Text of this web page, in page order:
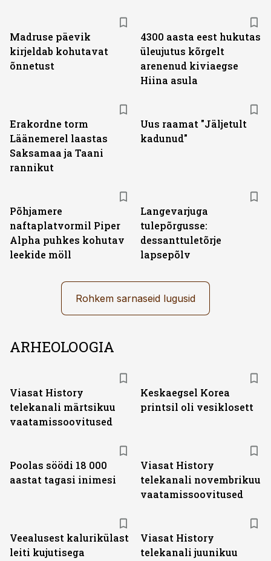
Madruse päevik
kirjeldab kohutavat
õnnetust
4300 aasta eest hukutas
üleujutus kõrgelt
arenenud kiviaegse
Hiina asula
Erakordne torm
Läänemerel laastas
Saksamaa ja Taani
rannikut
Uus raamat "Jäljetult
kadunud"
Põhjamere
naftaplatvormil Piper
Alpha puhkes kohutav
leekide möll
Langevarjuga
tulepõrgusse:
dessanttuletõrje
lapsepõlv
Rohkem sarnaseid lugusid
ARHEOLOOGIA
Viasat History
telekanali märtsikuu
vaatamissoovitused
Keskaegsel Korea
printsil oli vesiklosett
Poolas söödi 18 000
aastat tagasi inimesi
Viasat History
telekanali novembrikuu
vaatamissoovitused
Veealusest kalurikülast
leiti kujutisega
Viasat History
telekanali juunikuu